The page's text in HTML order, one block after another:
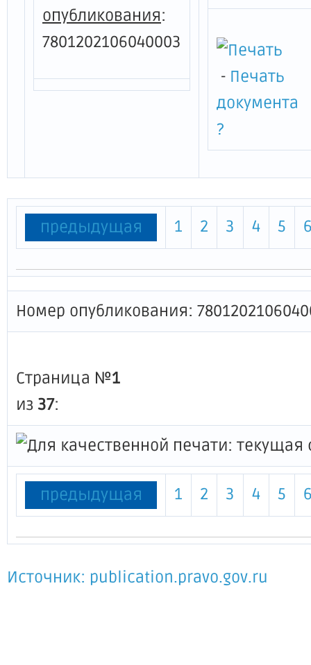
опубликования:
7801202106040003
- Печать
документа
?
предыдущая 1 2 3 4 5
Номер опубликования:
Страница №1
из 37:
предыдущая 1 2 3 4 5
Источник: publication.pravo.gov.ru